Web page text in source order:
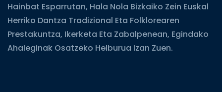
Hainbat Esparrutan, Hala Nola Bizkaiko Zein Euskal
Herriko Dantza Tradizional Eta Folklorearen
Prestakuntza, Ikerketa Eta Zabalpenean, Egindako
Ahaleginak Osatzeko Helburua Izan Zuen.